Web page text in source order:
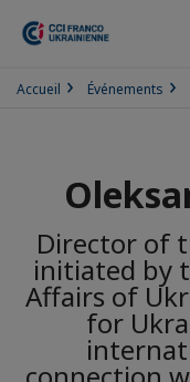
Accueil Événements
Director of
initiated by
Affairs of
for